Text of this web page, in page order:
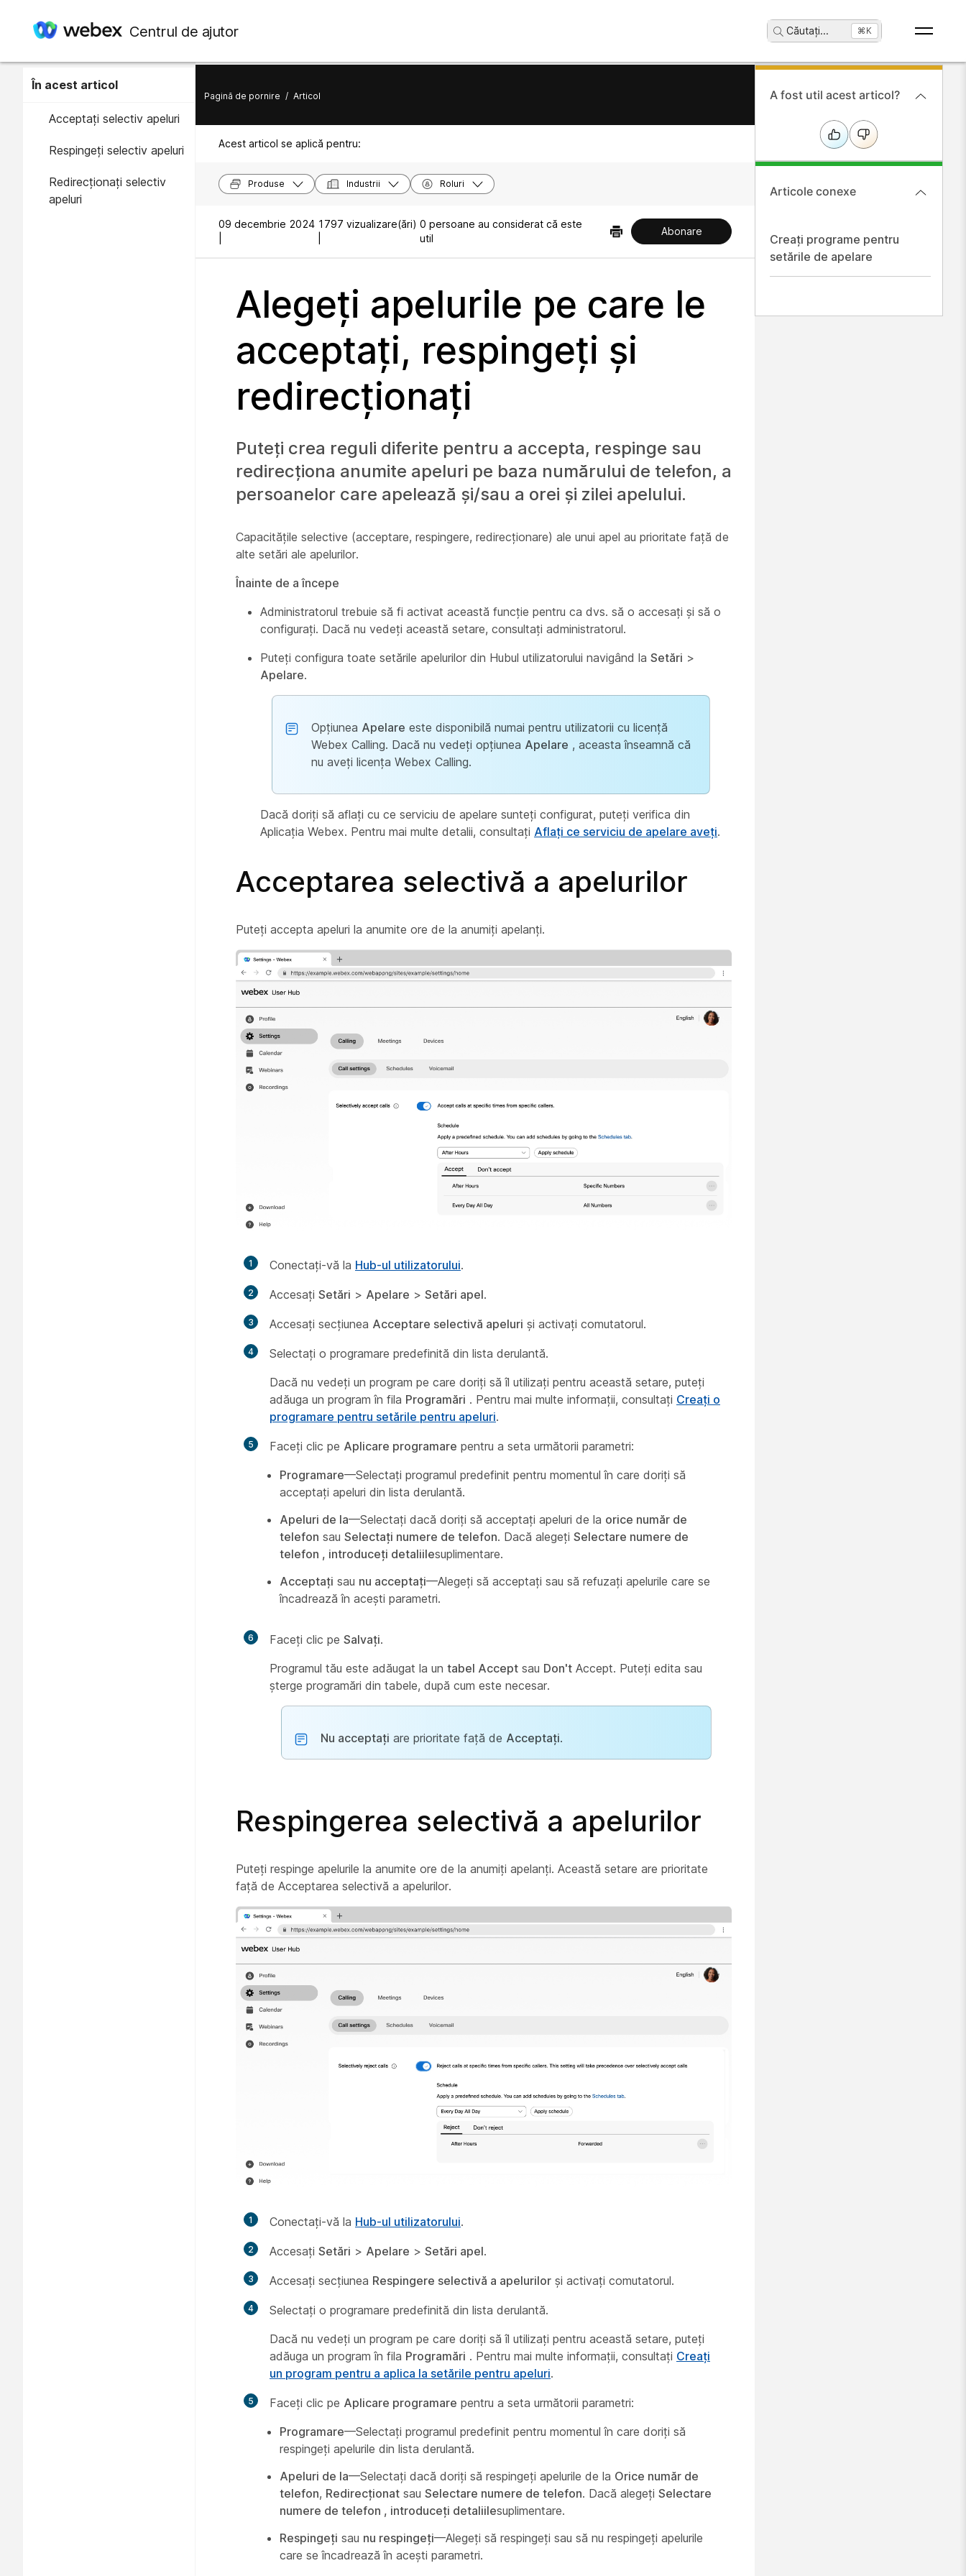
Centrul de ajutor Căutați... ⌘K
În acest articol
Acceptați selectiv apeluri
Respingeți selectiv apeluri
Redirecționați selectiv
apeluri
Pagină de pornire / Articol
Acest articol se aplică pentru:
Produse Industrii Roluri
09 decembrie 2024 1797 vizualizare(ări) 0 persoane au considerat că este
util
Abonare
Alegeți apelurile pe care le
acceptați, respingeți și
redirecționați
Puteți crea reguli diferite pentru a accepta, respinge sau
redirecționa anumite apeluri pe baza numărului de telefon, a
persoanelor care apelează și/sau a orei și zilei apelului.
Capacitățile selective (acceptare, respingere, redirecționare) ale unui apel au prioritate față de
alte setări ale apelurilor.
Înainte de a începe
Administratorul trebuie să fi activat această funcție pentru ca dvs. să o accesați și să o
configurați. Dacă nu vedeți această setare, consultați administratorul.
Puteți configura toate setările apelurilor din Hubul utilizatorului navigând la Setări >
Apelare.
Opțiunea Apelare este disponibilă numai pentru utilizatorii cu licență
Webex Calling. Dacă nu vedeți opțiunea Apelare , aceasta înseamnă că
nu aveți licența Webex Calling.
Dacă doriți să aflați cu ce serviciu de apelare sunteți configurat, puteți verifica din
Aplicația Webex. Pentru mai multe detalii, consultați Aflați ce serviciu de apelare aveți.
Acceptarea selectivă a apelurilor
Puteți accepta apeluri la anumite ore de la anumiți apelanți.
1 Conectați-vă la Hub-ul utilizatorului.
2 Accesați Setări > Apelare > Setări apel.
3 Accesați secțiunea Acceptare selectivă apeluri și activați comutatorul.
4
Selectați o programare predefinită din lista derulantă.
Dacă nu vedeți un program pe care doriți să îl utilizați pentru această setare, puteți
adăuga un program în fila Programări . Pentru mai multe informații, consultați Creați o
programare pentru setările pentru apeluri.
5 Faceți clic pe Aplicare programare pentru a seta următorii parametri:
Programare—Selectați programul predefinit pentru momentul în care doriți să
acceptați apeluri din lista derulantă.
Apeluri de la—Selectați dacă doriți să acceptați apeluri de la orice număr de
telefon sau Selectați numere de telefon. Dacă alegeți Selectare numere de
telefon , introduceți detaliilesuplimentare.
Acceptați sau nu acceptați—Alegeți să acceptați sau să refuzați apelurile care se
încadrează în acești parametri.
6 Faceți clic pe Salvați.
Programul tău este adăugat la un tabel Accept sau Don't Accept. Puteți edita sau
șterge programări din tabele, după cum este necesar.
Nu acceptați are prioritate față de Acceptați.
Respingerea selectivă a apelurilor
Puteți respinge apelurile la anumite ore de la anumiți apelanți. Această setare are prioritate
față de Acceptarea selectivă a apelurilor.
1 Conectați-vă la Hub-ul utilizatorului.
2 Accesați Setări > Apelare > Setări apel.
3 Accesați secțiunea Respingere selectivă a apelurilor și activați comutatorul.
4
Selectați o programare predefinită din lista derulantă.
Dacă nu vedeți un program pe care doriți să îl utilizați pentru această setare, puteți
adăuga un program în fila Programări . Pentru mai multe informații, consultați Creați
un program pentru a aplica la setările pentru apeluri.
5 Faceți clic pe Aplicare programare pentru a seta următorii parametri:
Programare—Selectați programul predefinit pentru momentul în care doriți să
respingeți apelurile din lista derulantă.
Apeluri de la—Selectați dacă doriți să respingeți apelurile de la Orice număr de
telefon, Redirecționat sau Selectare numere de telefon. Dacă alegeți Selectare
numere de telefon , introduceți detaliilesuplimentare.
Respingeți sau nu respingeți—Alegeți să respingeți sau să nu respingeți apelurile
care se încadrează în acești parametri.
A fost util acest articol?
Articole conexe
Creați programe pentru
setările de apelare